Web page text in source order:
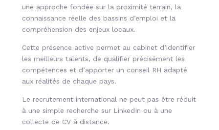
une approche fondée sur la proximité terrain, la
connaissance réelle des bassins d’emploi et la
compréhension des enjeux locaux.
Cette présence active permet au cabinet d’identifier
les meilleurs talents, de qualifier précisément les
compétences et d’apporter un conseil RH adapté
aux réalités de chaque pays.
Le recrutement international ne peut pas être réduit
à une simple recherche sur LinkedIn ou à une
collecte de CV à distance.